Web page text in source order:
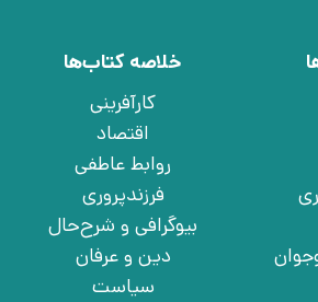
خلاصه کتاب‌ها
کارآفرینی
اقتصاد
روابط عاطفی
فرزندپروری
بیوگرافی و شرح‌حال
دین و عرفان
سیاست